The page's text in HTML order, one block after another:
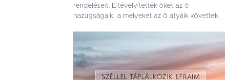
rendeléseit. Eltévelyítették õket az õ
hazugságaik, a melyeket az õ atyáik követtek.